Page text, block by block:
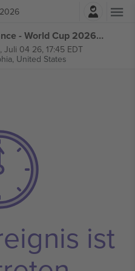
Einloggen
Round of 16 Paraguay vs France - World Cup 2026 - M89 tickets
Juli 04 26, 17:45 EDT
United States
ist